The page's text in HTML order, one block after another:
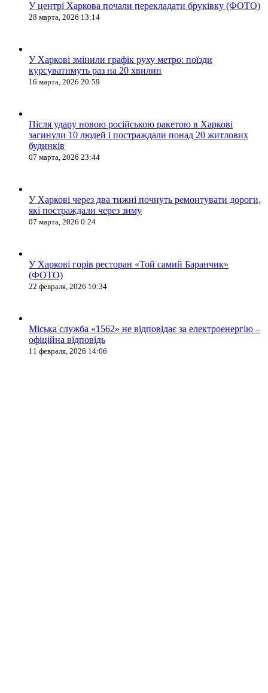
У центрі Харкова почали перекладати бруківку (ФОТО)
28 марта, 2026 13:14
У Харкові змінили графік руху метро: поїзди
курсуватимуть раз на 20 хвилин
16 марта, 2026 20:59
Після удару новою російською ракетою в Харкові
загинули 10 людей і постраждали понад 20 житлових
будинків
07 марта, 2026 23:44
У Харкові через два тижні почнуть ремонтувати дороги,
які постраждали через зиму
07 марта, 2026 0:24
У Харкові горів ресторан «Той самий Баранчик»
(ФОТО)
22 февраля, 2026 10:34
Міська служба «1562» не відповідає за електроенергію –
офіційна відповідь
11 февраля, 2026 14:06